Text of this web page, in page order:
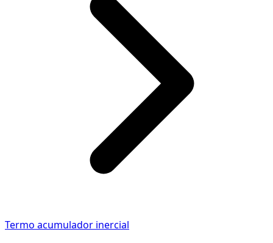
Termo acumulador inercial